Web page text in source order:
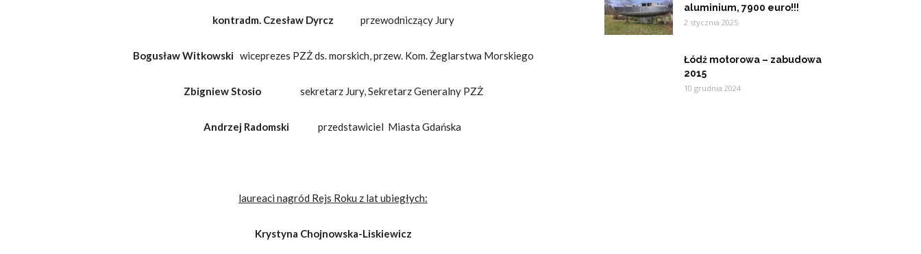
kontradm. Czesław Dyrcz przewodniczący Jury
Bogusław Witkowski wiceprezes PZŻ ds. morskich, przew. Kom. Żeglarstwa Morskiego
Zbigniew Stosio sekretarz Jury, Sekretarz Generalny PZŻ
Andrzej Radomskiprzedstawiciel Miasta Gdańska
laureaci nagród Rejs Roku z lat ubiegłych:
Krystyna Chojnowska-Liskiewicz
aluminium, 7900 euro!!!
2 stycznia 2025
Łódź motorowa – zabudowa
2015
10 grudnia 2024